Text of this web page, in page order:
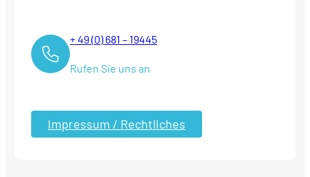
+ 49 (0) 681 – 19445
Rufen Sie uns an
Impressum / Rechtliches